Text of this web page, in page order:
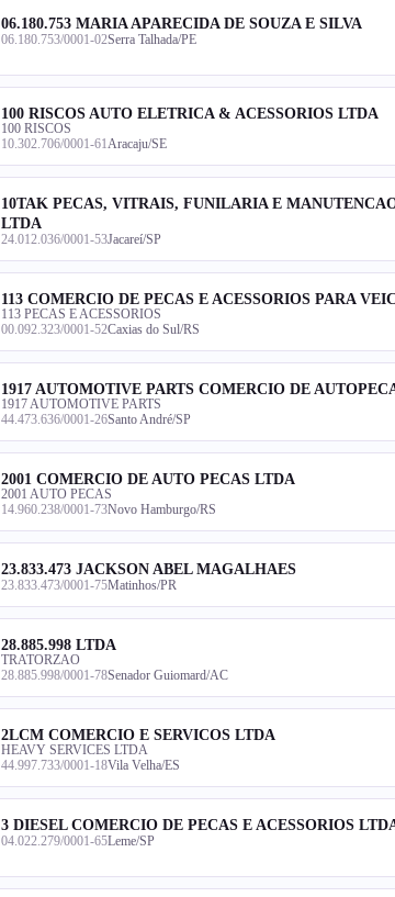
06.180.753 MARIA APARECIDA DE SOUZA E SILVA
06.180.753/0001-02Serra Talhada/PE
100 RISCOS AUTO ELETRICA & ACESSORIOS LTDA
100 RISCOS
10.302.706/0001-61 Aracaju/SE
10TAK PECAS, VITRAIS, FUNILARIA E
LTDA
24.012.036/0001-53Jacareí/SP
113 COMERCIO DE PECAS E ACESSORIOS PARA
113 PECAS E ACESSORIOS
00.092.323/0001-52Caxias do Sul/RS
1917 AUTOMOTIVE PARTS COMERCIO DE
1917 AUTOMOTIVE PARTS
44.473.636/0001-26Santo André/SP
2001 COMERCIO DE AUTO PECAS LTDA
2001 AUTO PECAS
14.960.238/0001-73Novo Hamburgo/RS
23.833.473 JACKSON ABEL MAGALHAES
23.833.473/0001-75Matinhos/PR
28.885.998 LTDA
TRATORZAO
28.885.998/0001-78Senador Guiomard/AC
2LCM COMERCIO E SERVICOS LTDA
HEAVY SERVICES LTDA
44.997.733/0001-18Vila Velha/ES
3 DIESEL COMERCIO DE PECAS E ACESSORIOS
04.022.279/0001-65Leme/SP